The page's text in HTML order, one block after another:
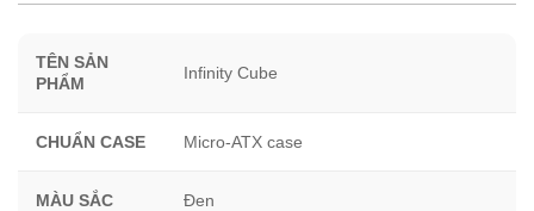
TÊN SẢN
PHẨM
Infinity Cube
CHUẨN CASE Micro-ATX case
MÀU SẮC Đen